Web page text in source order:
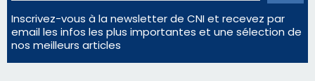
Régie publicitaire
Mentions légales
Nous contacter